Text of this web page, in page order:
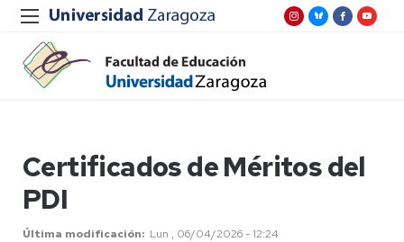
Certificados de Méritos del
PDI
Última modificación Lun , 06/04/2026 - 12:24